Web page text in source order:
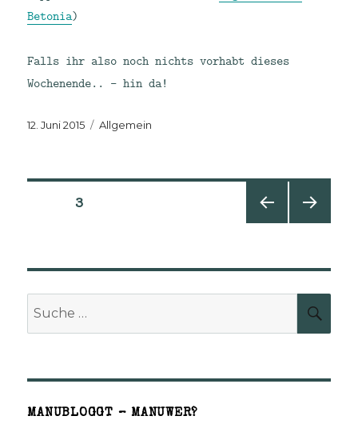
Betonia)
Falls ihr also noch nichts vorhabt dieses
Wochenende.. – hin da!
Veröffentlicht
12. Juni 2015 Kategorien
Allgemein
Seitennummerierung
Beiträge
3
Suche
MANUBLOGGT – MANUWER?